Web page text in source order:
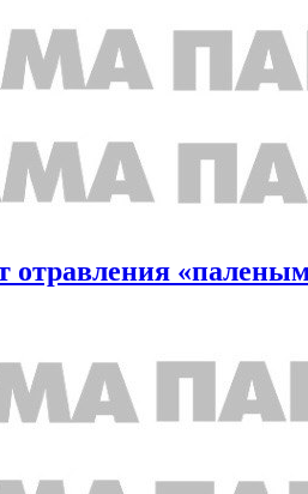
отравления